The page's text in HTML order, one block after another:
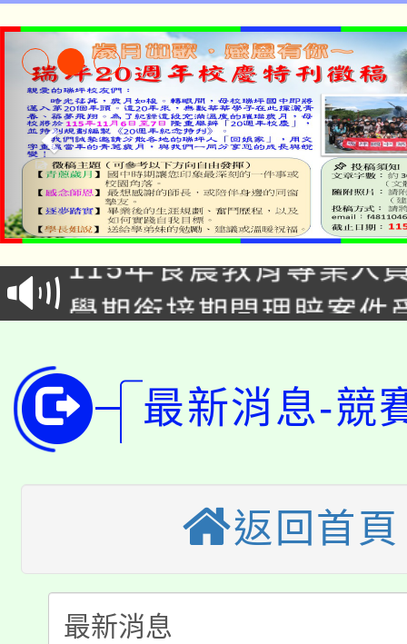
淨零綠生活教案入校路
會
115年食農教育專業人
程
學期銜接期間理賠案件
版
公告本校115學年度第
代理(課)教師甄選結果(
「2026金融保險知識
車」活動
桃園市115學年度學生
生本土語及新住民語歌
公告本校115學年度第
代理(課)教師甄選結果(
公告本校115學年度第
代理(課)教師甄選結果(
轉知中國文化大學推廣
最新消息-競
返回首頁